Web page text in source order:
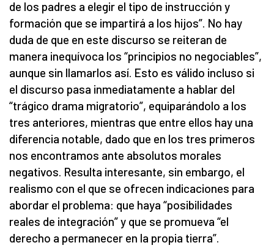
de los padres a elegir el tipo de instrucción y
formación que se impartirá a los hijos”. No hay
duda de que en este discurso se reiteran de
manera inequívoca los “principios no negociables”,
aunque sin llamarlos así. Esto es válido incluso si
el discurso pasa inmediatamente a hablar del
“trágico drama migratorio”, equiparándolo a los
tres anteriores, mientras que entre ellos hay una
diferencia notable, dado que en los tres primeros
nos encontramos ante absolutos morales
negativos. Resulta interesante, sin embargo, el
realismo con el que se ofrecen indicaciones para
abordar el problema: que haya “posibilidades
reales de integración” y que se promueva “el
derecho a permanecer en la propia tierra”.